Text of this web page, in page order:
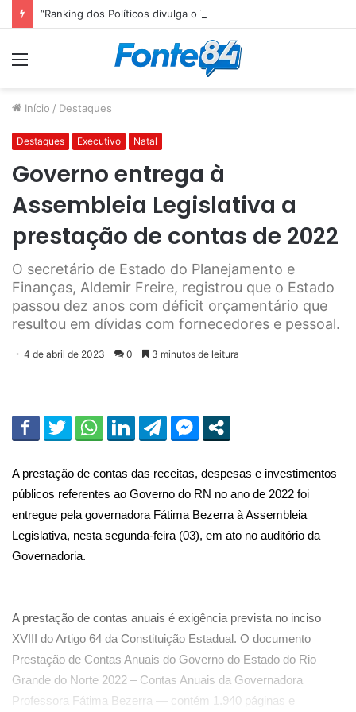
Início / Destaques
Destaques Executivo Natal
Governo entrega à
Assembleia Legislativa a
prestação de contas de 2022
O secretário de Estado do Planejamento e
Finanças, Aldemir Freire, registrou que o Estado
passou dez anos com déficit orçamentário que
resultou em dívidas com fornecedores e pessoal.
4 de abril de 2023 0 3 minutos de leitura
A prestação de contas das receitas, despesas e investimentos
públicos referentes ao Governo do RN no ano de 2022 foi
entregue pela governadora Fátima Bezerra à Assembleia
Legislativa, nesta segunda-feira (03), em ato no auditório da
Governadoria.
A prestação de contas anuais é exigência prevista no inciso
XVIII do Artigo 64 da Constituição Estadual. O documento
Prestação de Contas Anuais do Governo do Estado do Rio
Grande do Norte 2022 – Contas Anuais da Governadora
Professora Fátima Bezerra — contém 1.940 páginas e